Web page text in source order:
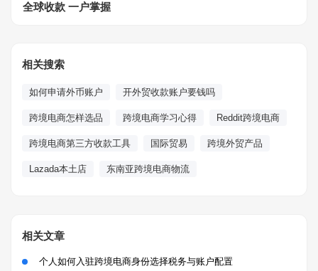
全球收款 一户掌握
相关搜索
如何申请外币账户 开外贸收款账户要钱吗
跨境电商怎样选品 跨境电商学习心得 Reddit跨境电商
跨境电商第三方收款工具 国际贸易 跨境外贸产品
Lazada本土店 东南亚跨境电商物流
相关文章
个人如何入驻跨境电商身份选择税务与账户配置